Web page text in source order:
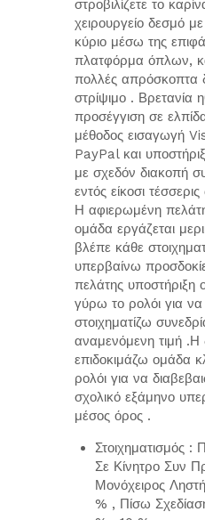
στροβιλίζετε το
χειρουργείο δεσμό
κύριο μέσω της
πλατφόρμα όπλων,
πολλές απρόσκοπτα
στρίψιμο . Βρετανία
προσέγγιση σε
μέθοδος εισαγωγή
PayPal και
με σχεδόν διακοπή
εντός είκοσι
Η αφιερωμένη
ομάδα εργάζεται
βλέπε κάθε
υπερβαίνω
πελάτης υποστήριξη
γύρω το ρολόι για
στοιχηματίζω
αναμενόμενη τιμή
επιδοκιμάζω ομάδα
ρολόι για να
σχολικό εξάμηνο
μέσος όρος .
Στοιχηματισμός :
Σε Κίνητρο Συν
Μονόχειρος
% , Πίσω